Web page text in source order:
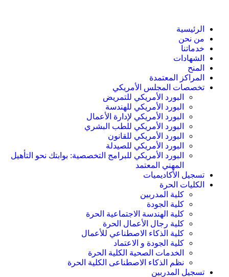
الرئيسية
من نحن
خدماتنا
الشهادات
المنح
المراكز المعتمدة
تخصصات المجلس الأمريكي
البورد الأمريكي للتمريض
البورد الأمريكي للهندسة
البورد الأمريكي لإدارة الأعمال
البورد الأمريكي للطب البشري
البورد الأمريكي للقانون
البورد الأمريكي للصيدلة
البورد الأمريكي للبرامج التخصصية: بوابتك نحو التأهيل
المهني المعتمد
تسجيل الأكاديميات
الكليات الحرة
كلية المدربين
كلية الجودة
كلية الهندسة الاجتماعية الحرة
كلية رجال الأعمال الحرة
كلية الذكاء الاصطناعي للأعمال
كلية الجودة و الاعتماد
الخدمات الصحية الكلية الحرة
نظم الذكاء الاصطناعى الكلية الحرة
تسجيل المدربين